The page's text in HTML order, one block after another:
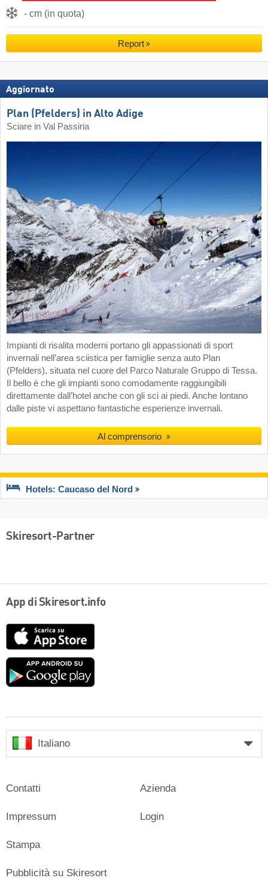
- cm (in quota)
Report
Aggiornato
Plan (Pfelders) in Alto Adige
Sciare in Val Passiria
Impianti di risalita moderni portano gli appassionati di sport
invernali nell’area sciistica per famiglie senza auto Plan
(Pfelders), situata nel cuore del Parco Naturale Gruppo di Tessa.
Il bello è che gli impianti sono comodamente raggiungibili
direttamente dall’hotel anche con gli sci ai piedi. Anche lontano
dalle piste vi aspettano fantastiche esperienze invernali.
Al comprensorio
Hotels: Caucaso del Nord
Skiresort-Partner
App di Skiresort.info
Google
Italiano
Contatti
Impressum
Stampa
Azienda
Login
Pubblicità su Skiresort